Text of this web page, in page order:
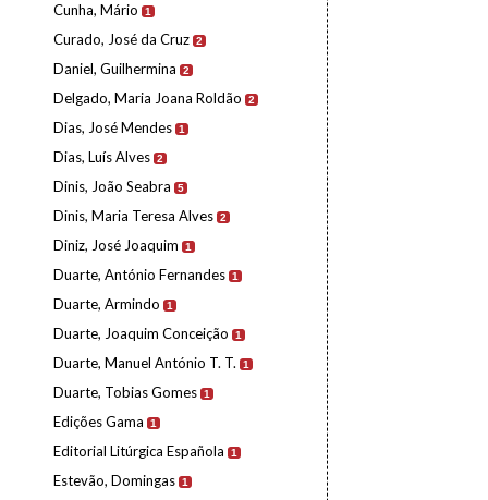
Cunha, Mário 1
Curado, José da Cruz 2
Daniel, Guilhermina 2
Delgado, Maria Joana Roldão 2
Dias, José Mendes 1
Dias, Luís Alves 2
Dinis, João Seabra 5
Dinis, Maria Teresa Alves 2
Diniz, José Joaquim 1
Duarte, António Fernandes 1
Duarte, Armindo 1
Duarte, Joaquim Conceição 1
Duarte, Manuel António T. T. 1
Duarte, Tobias Gomes 1
Edições Gama 1
Editorial Litúrgica Española 1
Estevão, Domingas 1